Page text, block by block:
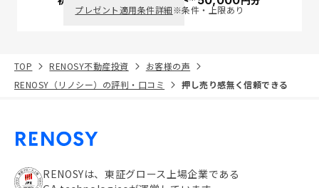
プレゼント適用条件詳細※条件・上限あり
TOP RENOSY不動産投資
お客様の声
RENOSY（リノシー）の評判・口コミ
押し売り感無く信頼できる
RENOSYは、東証グロース上場企業である